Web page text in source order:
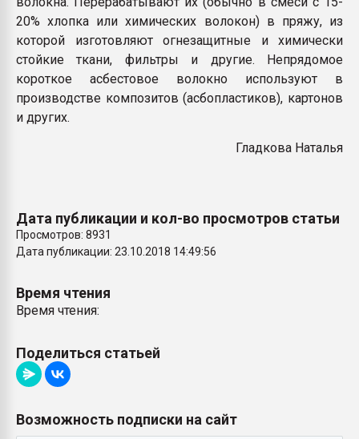
20% хлопка или химических волокон) в пряжу, из
которой изготовляют огнезащитные и химически
стойкие ткани, фильтры и другие. Непрядомое
короткое асбестовое волокно используют в
производстве композитов (асбопластиков), картонов
и других.
Гладкова Наталья
Дата публикации и кол-во просмотров статьи
Просмотров: 8931
Дата публикации: 23.10.2018 14:49:56
Время чтения
Время чтения:
Поделиться статьей
Возможность подписки на сайт